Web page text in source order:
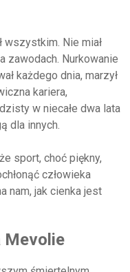
wszystkim. Nie miał
zawodach. Nurkowanie
każdego dnia, marzył
kariera,
w niecałe dwa lata
dla innych.
sport, choć piękny,
człowieka
nam, jak cienka jest
Mevolie